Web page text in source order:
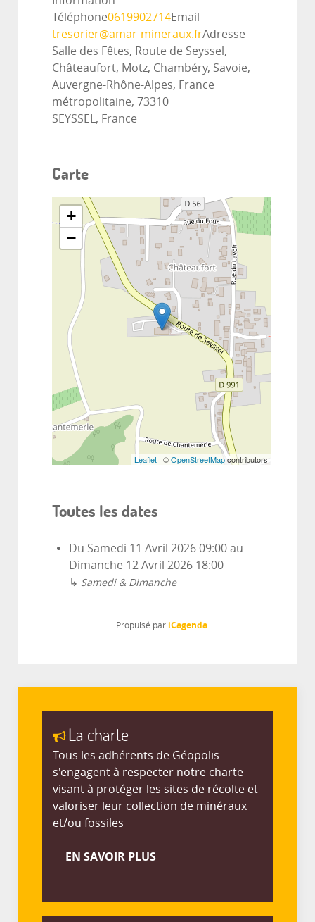
Téléphone0619902714Email
tresorier@amar-mineraux.frAdresse
Salle des Fêtes, Route de Seyssel,
Châteaufort, Motz, Chambéry, Savoie,
Auvergne-Rhône-Alpes, France
métropolitaine, 73310
SEYSSEL, France
Carte
+
−
Leaflet | ©OpenStreetMapcontributors
Toutes les dates
Du Samedi 11 Avril 2026 09:00 au
Dimanche 12 Avril 2026 18:00
↳ Samedi & Dimanche
Propulsé par iCagenda
La charte
Tous les adhérents de Géopolis
s'engagent à respecter notre charte
visant à protéger les sites de récolte et
valoriser leur collection de minéraux
et/ou fossiles
EN SAVOIR PLUS